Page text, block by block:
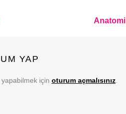
Anatomi
YAP
için oturum açmalısınız.